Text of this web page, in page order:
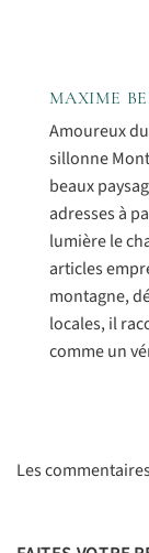
MAXIME
Amoureux
sillonne
beaux
adresses à
lumière le
articles
montagne,
locales, il
comme un
Les